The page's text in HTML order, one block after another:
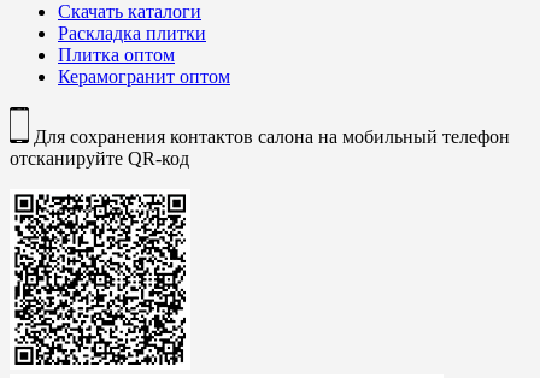
Скачать каталоги
Раскладка плитки
Плитка оптом
Керамогранит оптом
Для сохранения контактов салона на мобильный телефон
отсканируйте QR-код